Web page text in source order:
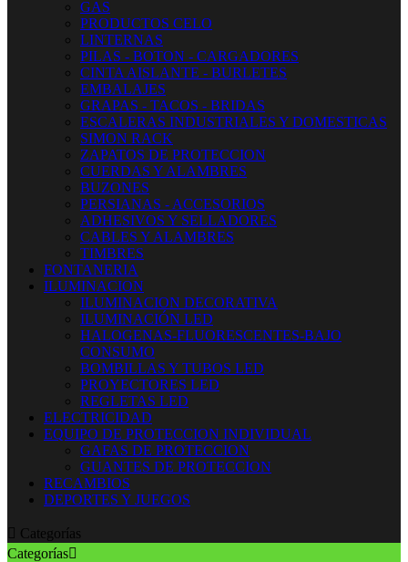
GAS
PRODUCTOS CELO
LINTERNAS
PILAS - BOTON - CARGADORES
CINTA AISLANTE - BURLETES
EMBALAJES
GRAPAS - TACOS - BRIDAS
ESCALERAS INDUSTRIALES Y DOMESTICAS
SIMON RACK
ZAPATOS DE PROTECCION
CUERDAS Y ALAMBRES
BUZONES
PERSIANAS - ACCESORIOS
ADHESIVOS Y SELLADORES
CABLES Y ALAMBRES
TIMBRES
FONTANERIA
ILUMINACION
ILUMINACION DECORATIVA
ILUMINACIÓN LED
HALOGENAS-FLUORESCENTES-BAJO
CONSUMO
BOMBILLAS Y TUBOS LED
PROYECTORES LED
REGLETAS LED
ELECTRICIDAD
EQUIPO DE PROTECCION INDIVIDUAL
GAFAS DE PROTECCION
GUANTES DE PROTECCION
RECAMBIOS
DEPORTES Y JUEGOS
 Categorías
Categorías